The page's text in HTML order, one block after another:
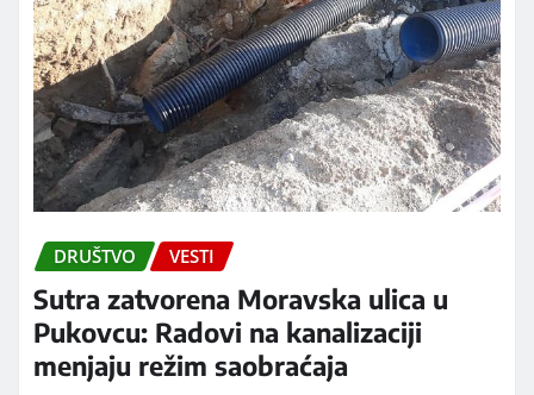
DRUŠTVO VESTI
Sutra zatvorena Moravska ulica u
Pukovcu: Radovi na kanalizaciji
menjaju režim saobraćaja